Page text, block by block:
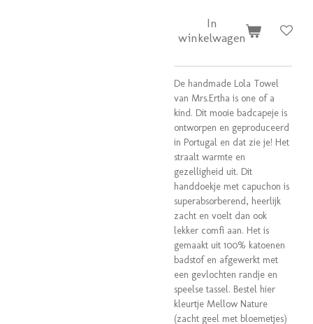
In
winkelwagen
De handmade Lola Towel
van Mrs.Ertha is one of a
kind. Dit mooie badcapeje is
ontworpen en geproduceerd
in Portugal en dat zie je! Het
straalt warmte en
gezelligheid uit. Dit
handdoekje met capuchon is
superabsorberend, heerlijk
zacht en voelt dan ook
lekker comfi aan. Het is
gemaakt uit 100% katoenen
badstof en afgewerkt met
een gevlochten randje en
speelse tassel. Bestel hier
kleurtje Mellow Nature
(zacht geel met bloemetjes)